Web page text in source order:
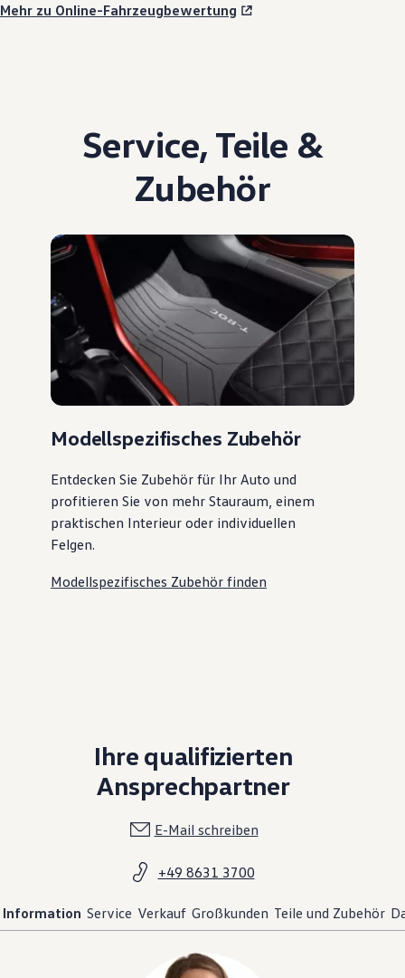
Mehr zu Online-Fahrzeugbewertung
Service, Teile &
Zubehör
Modellspezifisches Zubehör
Entdecken Sie Zubehör für Ihr Auto und
profitieren Sie von mehr Stauraum, einem
praktischen Interieur oder individuellen
Felgen.
Modellspezifisches Zubehör finden
Ihre qualifizierten
Ansprechpartner
E-Mail schreiben
+49 8631 3700
Information Service Verkauf Großkunden Teile und Zubehör